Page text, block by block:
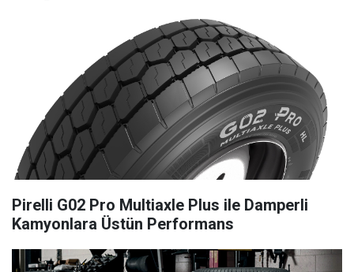
Pirelli G02 Pro Multiaxle Plus ile Damperli
Kamyonlara Üstün Performans